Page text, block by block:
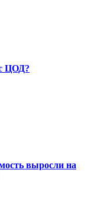
ЦОД?
выросли на